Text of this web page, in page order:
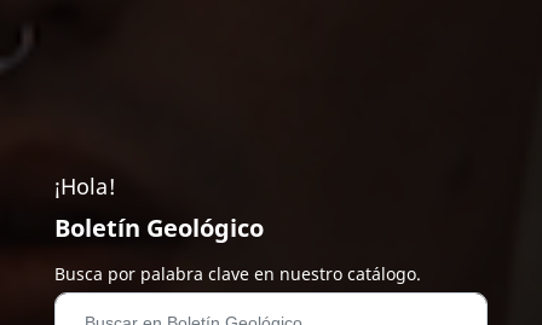
¡Hola!
Boletín Geológico
Busca por palabra clave en nuestro catálogo.